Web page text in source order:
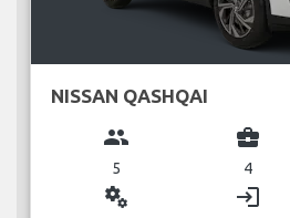
NISSAN QASHQAI
group
5
business_center
4
miscellaneous_services login